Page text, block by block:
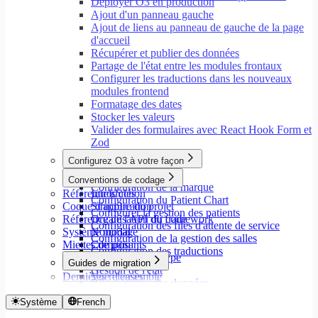
Ajout d'un panneau gauche
Ajout de liens au panneau de gauche de la page
d'accueil
Récupérer et publier des données
Partage de l'état entre les modules frontaux
Configurer les traductions dans les nouveaux
modules frontend
Formatage des dates
Stocker les valeurs
Valider des formulaires avec React Hook Form et
Zod
Configurez O3 à votre façon
Aperçu
Configuration de la marque
Configuration du Patient Chart
Configurer la gestion des patients
Configuration des files d'attente de service
Configuration de la gestion des salles
Configuration des traductions
Conventions de codage
Introduction
Structure du projet
Organisation du code
Nommage
Composants
Annotations de type
Gestion de l'état
Récupération des données
États de chargement
Mutations et effets secondaires
Référentiels clés
Coque d'application
Référence de l'API du framework
Système modal
Miettes de pain
Guides de migration
Vue d'ensemble
Migrer vers Rspack et Vitest
Dernières releases
Système French